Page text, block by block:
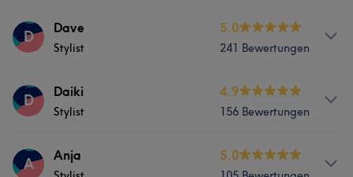
Services
Was unsere Kunden über Steffi sagen
D Dave
Stylist
5.0
241 Bewertungen
Services
Was unsere Kunden über Dave sagen
D Daiki
Stylist
4.9
156 Bewertungen
Services
A Anja 5.0